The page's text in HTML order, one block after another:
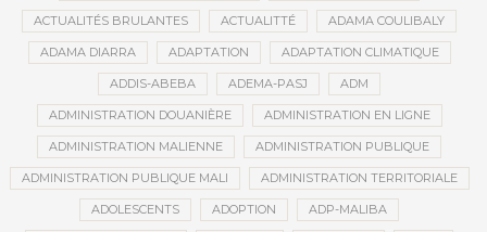
ACTUALITÉS BRULANTES ACTUALITTÉ ADAMA COULIBALY
ADAMA DIARRA ADAPTATION ADAPTATION CLIMATIQUE
ADDIS-ABEBA ADEMA-PASJ ADM
ADMINISTRATION DOUANIÈRE ADMINISTRATION EN LIGNE
ADMINISTRATION MALIENNE ADMINISTRATION PUBLIQUE
ADMINISTRATION PUBLIQUE MALI ADMINISTRATION TERRITORIALE
ADOLESCENTS ADOPTION ADP-MALIBA